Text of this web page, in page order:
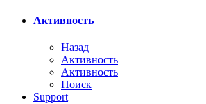
Активность
Назад
Активность
Активность
Поиск
Support